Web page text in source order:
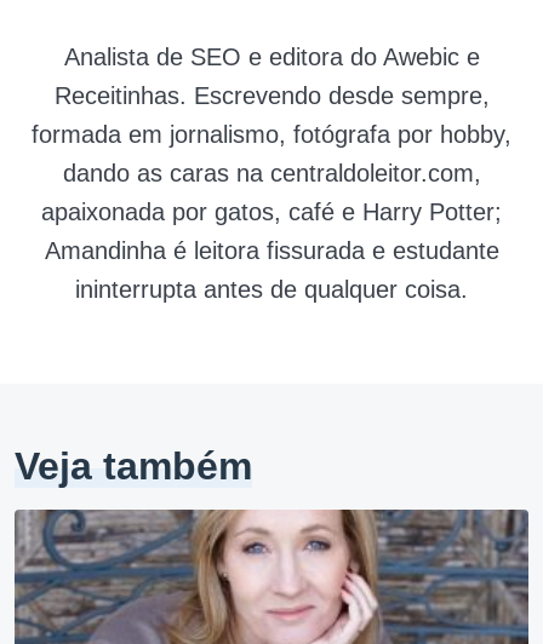
Analista de SEO e editora do Awebic e
Receitinhas. Escrevendo desde sempre,
formada em jornalismo, fotógrafa por hobby,
dando as caras na centraldoleitor.com,
apaixonada por gatos, café e Harry Potter;
Amandinha é leitora fissurada e estudante
ininterrupta antes de qualquer coisa.
Veja também